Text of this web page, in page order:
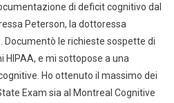
di deficit cognitivo dal
Peterson, la dottoressa
Documentò le richieste sospette di
e mi sottopose a una
Ho ottenuto il massimo dei
Exam sia al Montreal Cognitive